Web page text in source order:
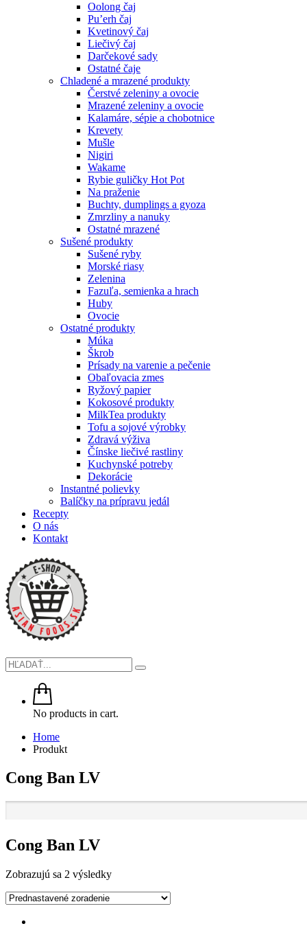
Oolong čaj
Pu’erh čaj
Kvetinový čaj
Liečivý čaj
Darčekové sady
Ostatné čaje
Chladené a mrazené produkty
Čerstvé zeleniny a ovocie
Mrazené zeleniny a ovocie
Kalamáre, sépie a chobotnice
Krevety
Mušle
Nigiri
Wakame
Rybie guličky Hot Pot
Na praženie
Buchty, dumplings a gyoza
Zmrzliny a nanuky
Ostatné mrazené
Sušené produkty
Sušené ryby
Morské riasy
Zelenina
Fazuľa, semienka a hrach
Huby
Ovocie
Ostatné produkty
Múka
Škrob
Prísady na varenie a pečenie
Obaľovacia zmes
Ryžový papier
Kokosové produkty
MilkTea produkty
Tofu a sojové výrobky
Zdravá výživa
Čínske liečivé rastliny
Kuchynské potreby
Dekorácie
Instantné polievky
Balíčky na prípravu jedál
Recepty
O nás
Kontakt
No products in cart.
Home
Produkt
Cong Ban LV
Cong Ban LV
Zobrazujú sa 2 výsledky